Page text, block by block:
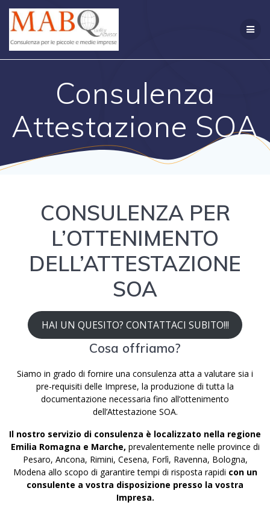
Consulenza
Attestazione SOA
CONSULENZA PER
L’OTTENIMENTO
DELL’ATTESTAZIONE
SOA
HAI UN QUESITO? CONTATTACI SUBITO!!!
Cosa offriamo?
Siamo in grado di fornire una consulenza atta a valutare sia i
pre-requisiti delle Imprese, la produzione di tutta la
documentazione necessaria fino all’ottenimento
dell’Attestazione SOA.
Il nostro servizio di consulenza è localizzato nella regione
Emilia Romagna e Marche, prevalentemente nelle province di
Pesaro, Ancona, Rimini, Cesena, Forlì, Ravenna, Bologna,
Modena allo scopo di garantire tempi di risposta rapidi con un
consulente a vostra disposizione presso la vostra
Impresa.